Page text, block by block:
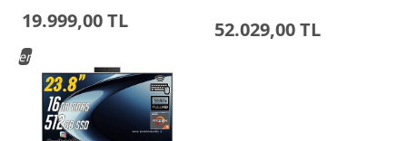
19.999,00 TL 52.029,00 TL
Yeni